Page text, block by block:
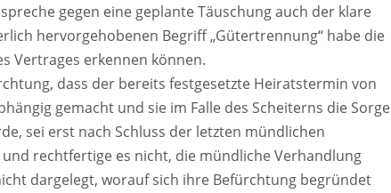
gegen eine geplante Täuschung auch der klare
hervorgehobenen Begriff „Gütertrennung“ habe die
Vertrages erkennen können.
dass der bereits festgesetzte Heiratstermin von
gemacht und sie im Falle des Scheiterns die Sorge
sei erst nach Schluss der letzten mündlichen
rechtfertige es nicht, die mündliche Verhandlung
dargelegt, worauf sich ihre Befürchtung begründet